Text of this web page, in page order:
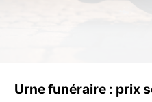
Urne funéraire : prix